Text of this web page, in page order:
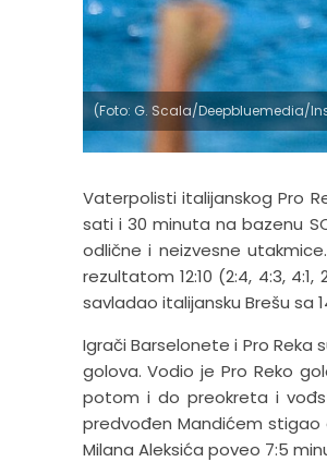
(Foto: G. Scala/Deepbluemedia/
Vaterpolisti italijanskog Pro
sati i 30 minuta na bazenu
odlične i neizvesne
rezultatom 12:10 (2:4, 4:3,
savladao italijansku Brešu sa
Igrači Barselonete i Pro
golova. Vodio je Pro Reko
potom i do preokreta i
predvođen Mandićem stigao
Milana Aleksića poveo 7:5